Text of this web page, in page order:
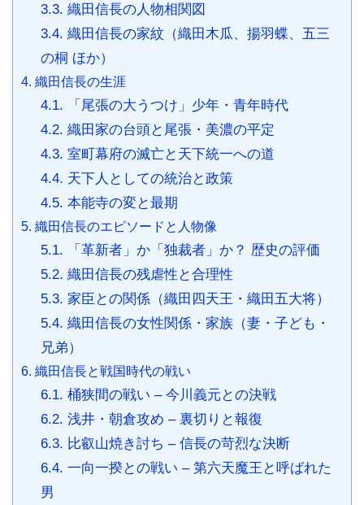
3.3. 織田信長の人物相関図
3.4. 織田信長の家紋（織田木瓜、揚羽蝶、五三
の桐 ほか）
4. 織田信長の生涯
4.1. 「尾張の大うつけ」少年・青年時代
4.2. 織田家の台頭と尾張・美濃の平定
4.3. 室町幕府の滅亡と天下統一への道
4.4. 天下人としての統治と政策
4.5. 本能寺の変と最期
5. 織田信長のエピソードと人物像
5.1. 「革新者」か「独裁者」か？ 歴史の評価
5.2. 織田信長の残虐性と合理性
5.3. 家臣との関係（織田四天王・織田五大将）
5.4. 織田信長の女性関係・家族（妻・子ども・
兄弟）
6. 織田信長と戦国時代の戦い
6.1. 桶狭間の戦い – 今川義元との決戦
6.2. 浅井・朝倉攻め – 裏切りと報復
6.3. 比叡山焼き討ち – 信長の苛烈な決断
6.4. 一向一揆との戦い – 第六天魔王と呼ばれた
男